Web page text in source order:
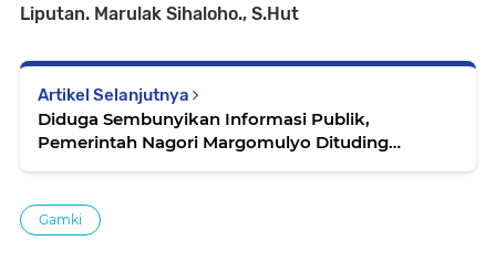
Liputan. Marulak Sihaloho., S.Hut
Artikel Selanjutnya
Diduga Sembunyikan Informasi Publik,
Pemerintah Nagori Margomulyo Dituding
Gamki